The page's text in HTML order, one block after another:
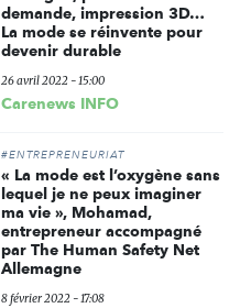
demande, impression 3D…
La mode se réinvente pour
devenir durable
26 avril 2022 - 15:00
Carenews INFO
#ENTREPRENEURIAT
« La mode est l’oxygène sans
lequel je ne peux imaginer
ma vie », Mohamad,
entrepreneur accompagné
par The Human Safety Net
Allemagne
8 février 2022 - 17:08